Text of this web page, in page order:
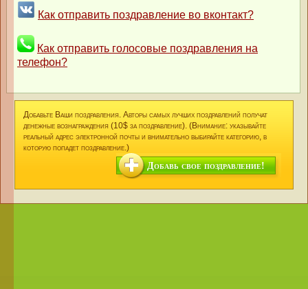
Как отправить поздравление во вконтакт?
Как отправить голосовые поздравления на
телефон?
Добавьте Ваши поздравления. Авторы самых лучших поздравлений получат
денежные вознаграждения (10$ за поздравление). (Внимание: указывайте
реальный адрес электронной почты и внимательно выбирайте категорию, в
которую попадет поздравление.)
Добавь свое поздравление!